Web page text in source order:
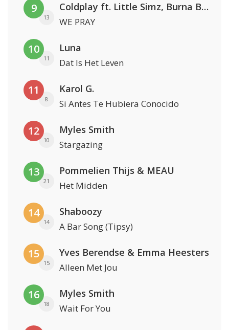
9
13
Coldplay ft. Little Simz, Burna Boy, Elyanna & Tini
WE PRAY
10
11
Luna
Dat Is Het Leven
11
8
Karol G.
Si Antes Te Hubiera Conocido
12
10
Myles Smith
Stargazing
13
21
Pommelien Thijs & MEAU
Het Midden
14
14
Shaboozy
A Bar Song (Tipsy)
15
15
Yves Berendse & Emma Heesters
Alleen Met Jou
16
18
Myles Smith
Wait For You